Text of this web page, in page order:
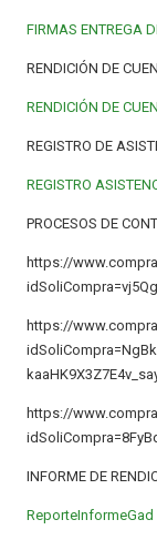
FIRMAS ENTREGA
RENDICIÓN DE
RENDICIÓN DE
REGISTRO DE
REGISTRO
PROCESOS DE
https://
https://
https://
INFORME DE
ReporteInformeGad